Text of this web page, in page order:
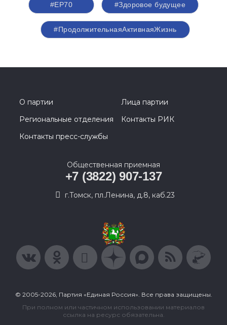
#ЕР70 #Здоровое будущее
#ПродолжительнаяАктивнаяЖизнь
О партии
Лица партии
Региональные отделения
Контакты РИК
Контакты пресс-службы
Общественная приемная
+7 (3822) 907-137
г.Томск, пл.Ленина, д.8, каб.23
© 2005-2026, Партия «Единая Россия». Все права защищены.
При полном или частичном использовании материалов
ссылка на ресурс обязательна.